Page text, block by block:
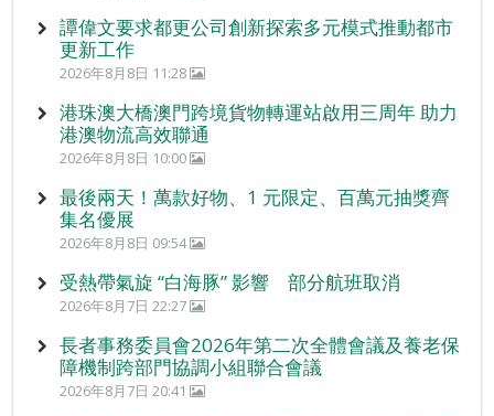
譚偉文要求都更公司創新探索多元模式推動都市
更新工作
2026年8月8日 11:28
港珠澳大橋澳門跨境貨物轉運站啟用三周年 助力
港澳物流高效聯通
2026年8月8日 10:00
最後兩天！萬款好物、1 元限定、百萬元抽獎齊
集名優展
2026年8月8日 09:54
受熱帶氣旋 “白海豚” 影響 部分航班取消
2026年8月7日 22:27
長者事務委員會2026年第二次全體會議及養老保
障機制跨部門協調小組聯合會議
2026年8月7日 20:41